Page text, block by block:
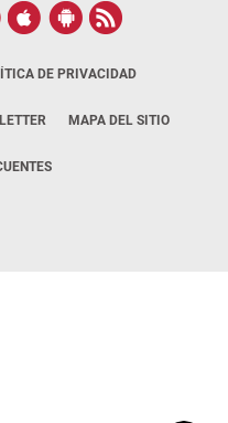
DE PRIVACIDAD
MAPA DEL SITIO